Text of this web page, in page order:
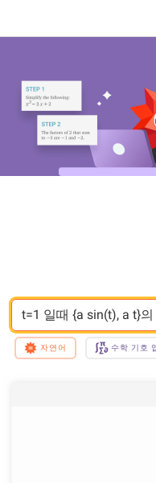
t=1 일때 {a sin(t), a t}
자연어 수학 기호